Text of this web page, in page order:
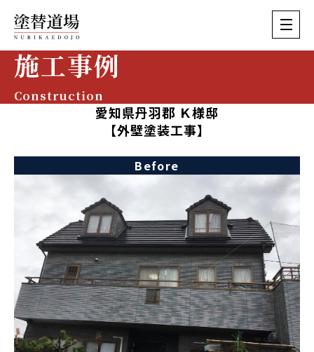
施工事例
Construction
愛知県丹羽郡 Ｋ様邸
【外壁塗装工事】
Before